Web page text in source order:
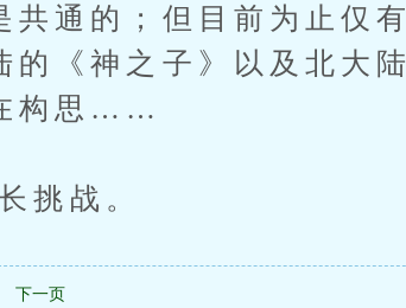
通的；但目前为止仅有
《神之子》以及北大陆
构思……
挑战。
下一页